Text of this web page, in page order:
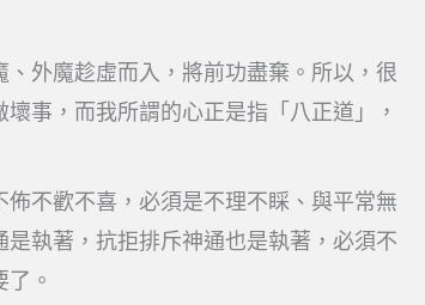
外魔趁虛而入，將前功盡棄。所以，很
事，而我所謂的心正是指「八正道」，
不歡不喜，必須是不理不睬、與平常無
執著，抗拒排斥神通也是執著，必須不
。